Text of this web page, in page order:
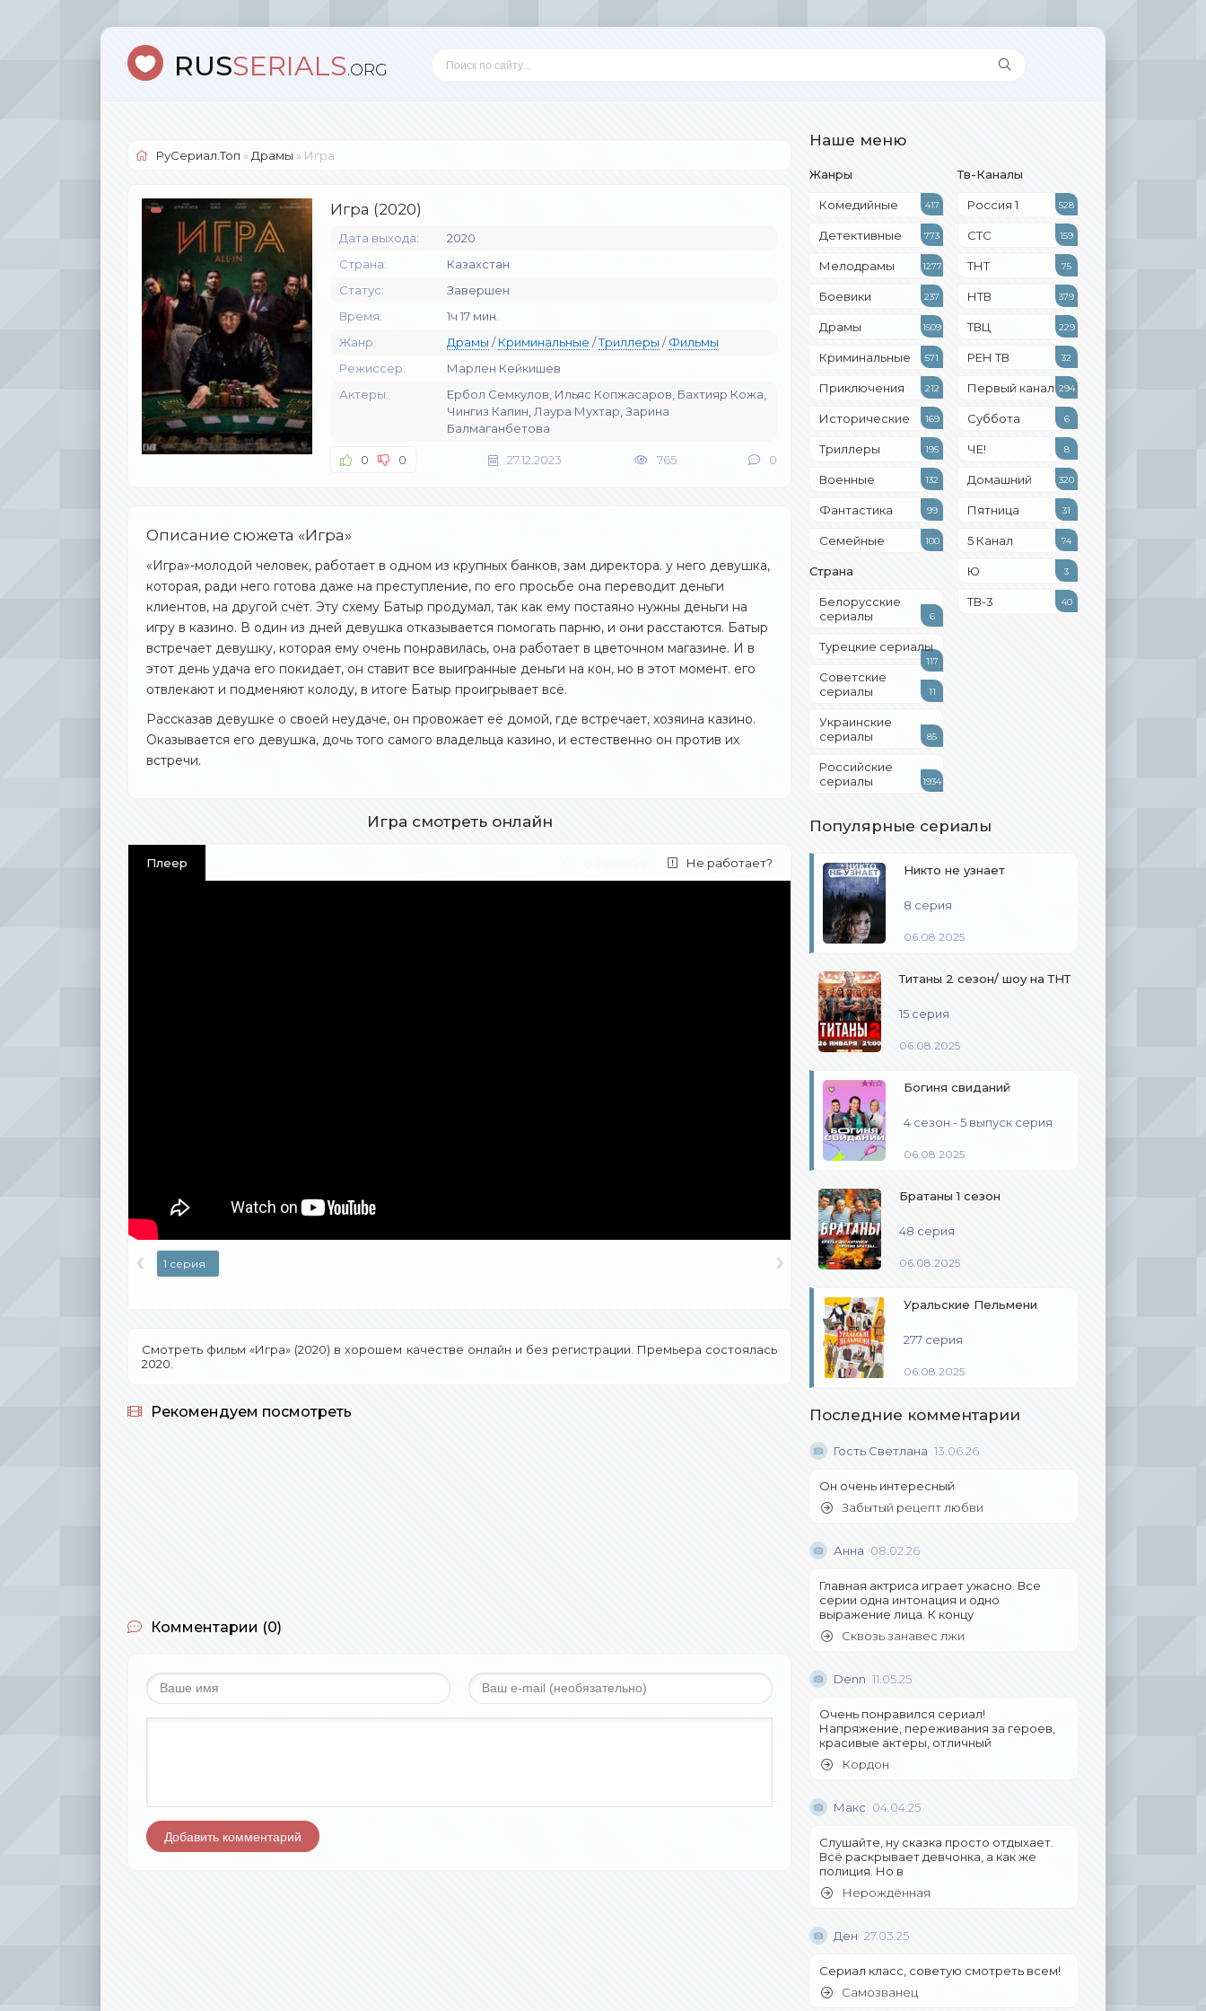
RUSSERIALS.ORG
Наше меню
Жанры
Комедийные 417
Детективные 773
Мелодрамы 1277
Боевики 237
Драмы 1509
Криминальные 571
Приключения 212
Исторические 169
Триллеры 195
Военные 132
Фантастика 99
Семейные 100
Страна
Белорусские
сериалы
6
Турецкие сериалы
117
Советские
сериалы
11
Украинские
сериалы
85
Российские
сериалы
1934
Тв-Каналы
Россия 1 528
СТС 159
ТНТ 75
НТВ 379
ТВЦ 229
РЕН ТВ 32
Первый канал 294
Суббота 6
ЧЕ! 8
Домашний 320
Пятница 31
5 Канал 74
Ю 3
ТВ-3 40
Популярные сериалы
Никто не узнает
8 серия
06.08.2025
Титаны 2 сезон/ шоу на ТНТ
15 серия
06.08.2025
Богиня свиданий
4 сезон - 5 выпуск серия
06.08.2025
Братаны 1 сезон
48 серия
06.08.2025
Уральские Пельмени
277 серия
06.08.2025
Последние комментарии
Гость Светлана 13.06.26
Он очень интересный
Забытый рецепт любви
Анна 08.02.26
Главная актриса играет ужасно. Все
серии одна интонация и одно
выражение лица. К концу
Сквозь занавес лжи
Denn 11.05.25
Очень понравился сериал!
Напряжение, переживания за героев,
красивые актеры, отличный
Кордон
Макс 04.04.25
Слушайте, ну сказка просто отдыхает.
Всё раскрывает девчонка, а как же
полиция. Но в
Нерождённая
Ден 27.03.25
Сериал класс, советую смотреть всем!
Самозванец
РуСериал.Топ » Драмы » Игра
Игра (2020)
Дата выхода:
2020
Страна:
Казахстан
Статус:
Завершен
Время:
1ч 17 мин.
Жанр:
Драмы /Криминальные /Триллеры /Фильмы
Режиссер:
Марлен Кейкишев
Актеры:
Ербол Семкулов, Ильяс Копжасаров, Бахтияр Кожа,
Чингиз Капин, Лаура Мухтар, Зарина
Балмаганбетова
0 0 27.12.2023 765 0
Описание сюжета «Игра»
«Игра»-молодой человек, работает в одном из крупных банков, зам директора. у него девушка,
которая, ради него готова даже на преступление, по его просьбе она переводит деньги
клиентов, на другой счёт. Эту схему Батыр продумал, так как ему постаяно нужны деньги на
игру в казино. В один из дней девушка отказывается помогать парню, и они расстаются. Батыр
встречает девушку, которая ему очень понравилась, она работает в цветочном магазине. И в
этот день удача его покидает, он ставит все выигранные деньги на кон, но в этот момент. его
отвлекают и подменяют колоду, в итоге Батыр проигрывает всё.
Рассказав девушке о своей неудаче, он провожает её домой, где встречает, хозяина казино.
Оказывается его девушка, дочь того самого владельца казино, и естественно он против их
встречи.
Игра смотреть онлайн
Плеер Не работает?
‹ 1 серия ›
Смотреть фильм «Игра» (2020) в хорошем качестве онлайн и без регистрации. Премьера состоялась
2020.
Рекомендуем посмотреть
Комментарии (0)
Добавить комментарий